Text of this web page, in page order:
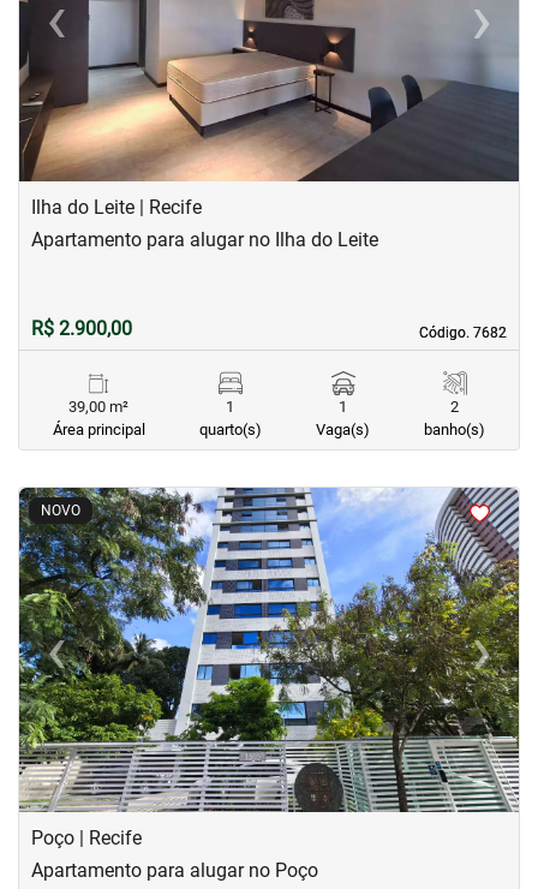
‹Previous ›Next
Ilha do Leite | Recife
Código. 7682
Código. 7682
Apartamento para alugar no Ilha do Leite
R$ 2.900,00
39,00 m²
Área principal
1
quarto(s)
1
Vaga(s)
2
banho(s)
NOVO
<<<<
‹Previous ›Next
Poço | Recife
Apartamento para alugar no Poço